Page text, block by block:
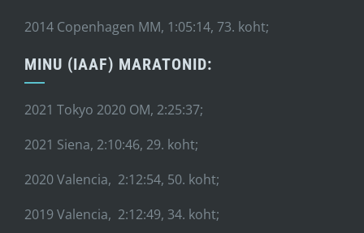
2014 Copenhagen MM, 1:05:14, 73. koht;
MINU (IAAF) MARATONID:
2021 Tokyo 2020 OM, 2:25:37;
2021 Siena, 2:10:46, 29. koht;
2020 Valencia, 2:12:54, 50. koht;
2019 Valencia, 2:12:49, 34. koht;